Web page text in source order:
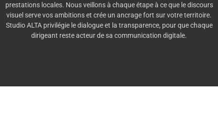
prestations locales. Nous veillons à chaque étape à ce que le discours
visuel serve vos ambitions et crée un ancrage fort sur votre territoire.
Studio ALTA privilégie le dialogue et la transparence, pour que chaque
dirigeant reste acteur de sa communication digitale.